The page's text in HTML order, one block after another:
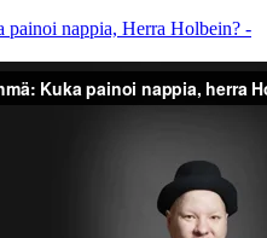
nappia, Herra Holbein? -